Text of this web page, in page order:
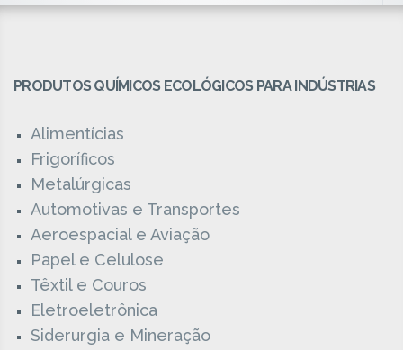
PRODUTOS QUÍMICOS ECOLÓGICOS PARA INDÚSTRIAS
Alimentícias
Frigoríficos
Metalúrgicas
Automotivas e Transportes
Aeroespacial e Aviação
Papel e Celulose
Têxtil e Couros
Eletroeletrônica
Siderurgia e Mineração